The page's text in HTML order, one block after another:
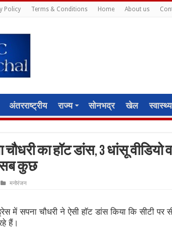
Policy Terms & Conditions Home About us
अंतरराष्ट्रीय राज्य सोनभद्र खेल स्वास्थ्य
का हॉट डांस, 3 धांसू वीडियो
कुछ
मनोरंजन
में सपना चौधरी ने ऐसी हॉट डांस किया कि सीटी पर
हैं।